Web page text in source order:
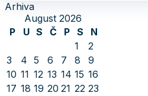
Arhiva
August 2026
P
U S Č P S
N
1
2
3
4 5 6 7 8
9
10 11 12 13 14 15 16
17 18 19 20 21 22 23